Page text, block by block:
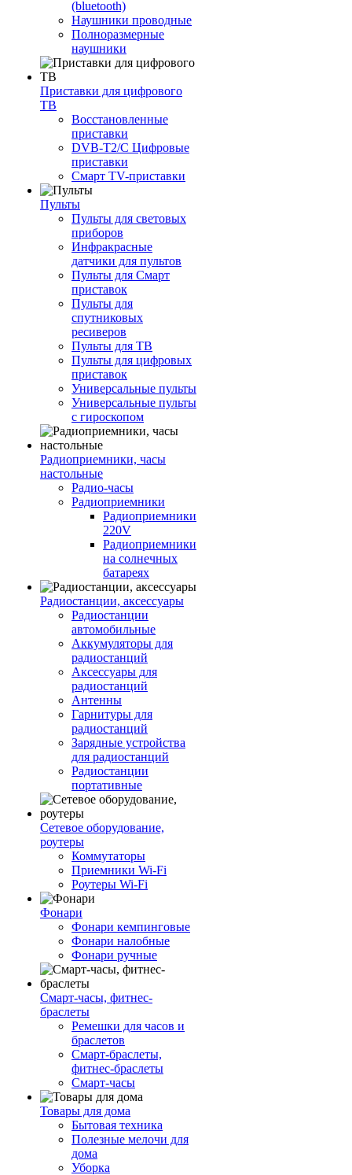
(bluetooth)
Наушники проводные
Полноразмерные
наушники
Приставки для цифрового
ТВ
Восстановленные
приставки
DVB-T2/C Цифровые
приставки
Смарт ТV-приставки
Пульты
Пульты для световых
приборов
Инфракрасные
датчики для пультов
Пульты для Смарт
приставок
Пульты для
спутниковых
ресиверов
Пульты для ТВ
Пульты для цифровых
приставок
Универсальные пульты
Универсальные пульты
с гироскопом
Радиоприемники, часы
настольные
Радио-часы
Радиоприемники
Радиоприемники
220V
Радиоприемники
на солнечных
батареях
Радиостанции, аксессуары
Радиостанции
автомобильные
Аккумуляторы для
радиостанций
Аксессуары для
радиостанций
Антенны
Гарнитуры для
радиостанций
Зарядные устройства
для радиостанций
Радиостанции
портативные
Сетевое оборудование,
роутеры
Коммутаторы
Приемники Wi-Fi
Роутеры Wi-Fi
Фонари
Фонари кемпинговые
Фонари налобные
Фонари ручные
Смарт-часы, фитнес-
браслеты
Ремешки для часов и
браслетов
Смарт-браслеты,
фитнес-браслеты
Смарт-часы
Товары для дома
Бытовая техника
Полезные мелочи для
дома
Уборка